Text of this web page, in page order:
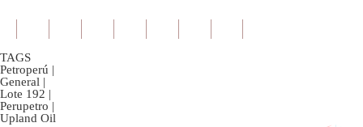
TAGS
Petroperú |
General |
Lote 192 |
Perupetro |
Upland Oil